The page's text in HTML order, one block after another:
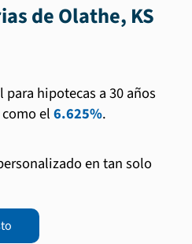
de Olathe, KS
hipotecas a 30 años
el6.625%.
en tan solo